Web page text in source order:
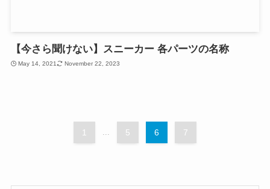
【今さら聞けない】スニーカー 各パーツの名称
May 14, 2021 November 22, 2023
1 5 6 7